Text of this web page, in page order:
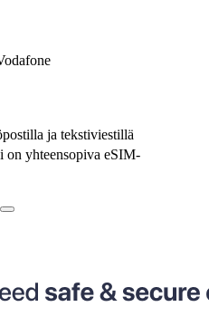
ja tekstiviestillä
on yhteensopiva eSIM-